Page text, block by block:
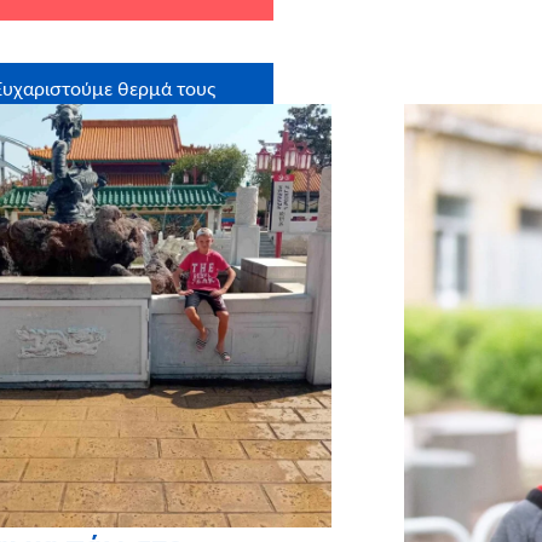
θερμά τους
σε είδος: Redloop
Creative Agency